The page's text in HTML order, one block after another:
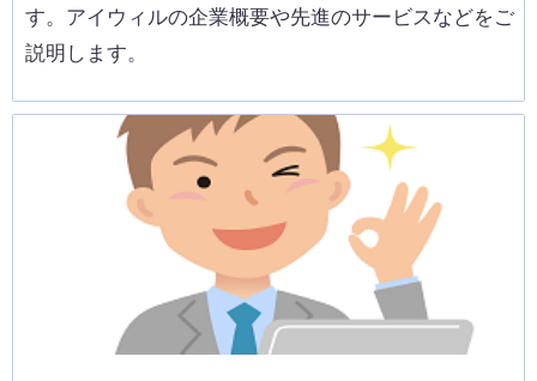
す。アイウィルの企業概要や先進のサービスなどをご
説明します。